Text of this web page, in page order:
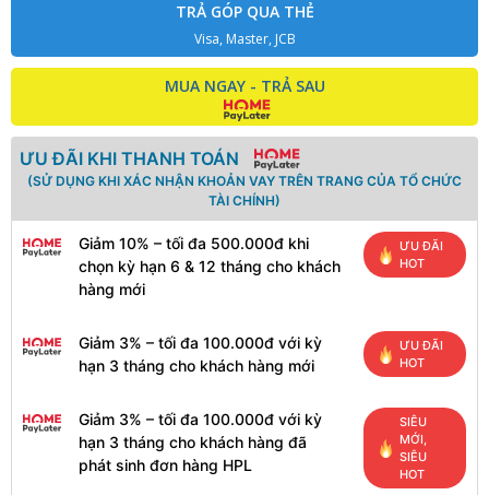
TRẢ GÓP QUA THẺ
Visa, Master, JCB
MUA NGAY - TRẢ SAU
ƯU ĐÃI KHI THANH TOÁN
(SỬ DỤNG KHI XÁC NHẬN KHOẢN VAY TRÊN TRANG CỦA TỔ CHỨC
TÀI CHÍNH)
Giảm 10% – tối đa 500.000đ khi
chọn kỳ hạn 6 & 12 tháng cho khách
hàng mới
ƯU ĐÃI
HOT
Giảm 3% – tối đa 100.000đ với kỳ
hạn 3 tháng cho khách hàng mới
ƯU ĐÃI
HOT
Giảm 3% – tối đa 100.000đ với kỳ
hạn 3 tháng cho khách hàng đã
phát sinh đơn hàng HPL
SIÊU
MỚI,
SIÊU
HOT